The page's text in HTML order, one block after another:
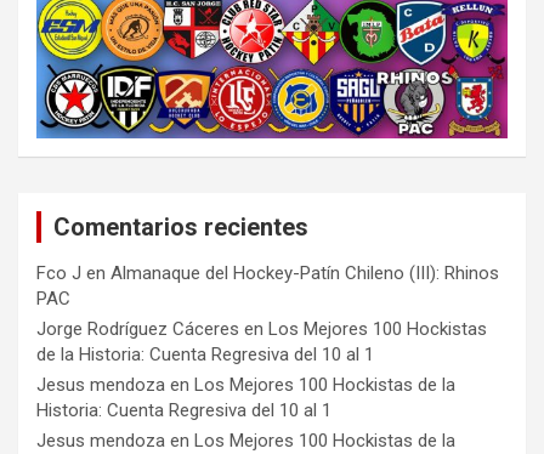
Comentarios recientes
Fco J en Almanaque del Hockey-Patín Chileno (III): Rhinos
PAC
Jorge Rodríguez Cáceres en Los Mejores 100 Hockistas
de la Historia: Cuenta Regresiva del 10 al 1
Jesus mendoza en Los Mejores 100 Hockistas de la
Historia: Cuenta Regresiva del 10 al 1
Jesus mendoza en Los Mejores 100 Hockistas de la